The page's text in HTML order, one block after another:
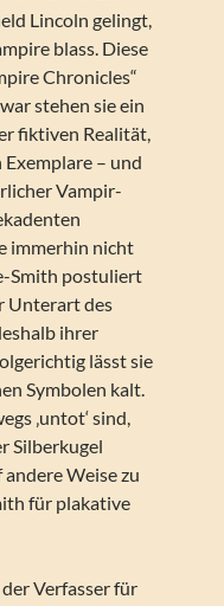
Lincoln gelingt,
blass. Diese
Chronicles“
stehen sie ein
fiktiven Realität,
– und
Vampir-
immerhin nicht
Smith postuliert
Unterart des
ihrer
lässt sie
Symbolen kalt.
‚untot‘ sind,
Silberkugel
Weise zu
für plakative
Verfasser für